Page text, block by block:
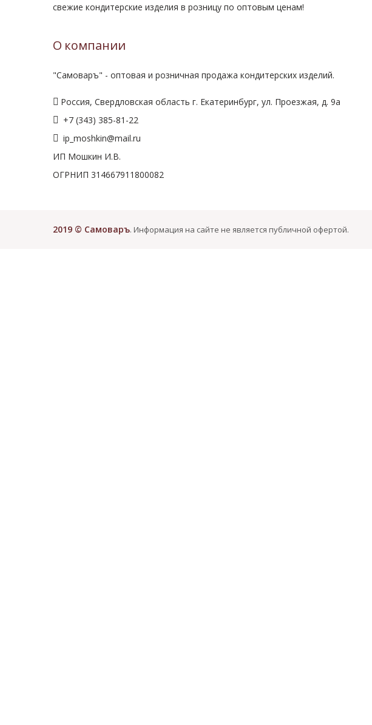
свежие кондитерские изделия в розницу по оптовым ценам!
О компании
"Самоваръ" - оптовая и розничная продажа кондитерских изделий.
Россия, Свердловская область г. Екатеринбург, ул. Проезжая, д. 9а
+7 (343) 385-81-22
ip_moshkin@mail.ru
ИП Мошкин И.В.
ОГРНИП 314667911800082
2019 © Самоваръ. Информация на сайте не является публичной офертой.